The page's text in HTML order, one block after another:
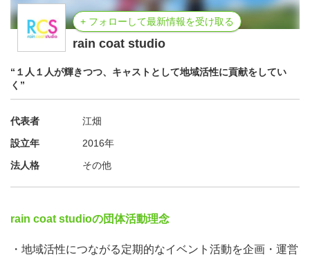
+ フォローして最新情報を受け取る
rain coat studio
“１人１人が輝きつつ、キャストとして地域活性に貢献をしてい
く”
代表者
江畑
設立年
2016年
法人格
その他
rain coat studioの団体活動理念
・地域活性につながる定期的なイベント活動を企画・運営